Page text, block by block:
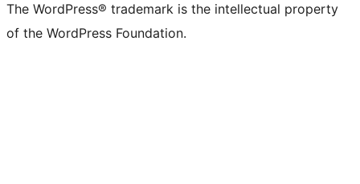
The WordPress® trademark is the intellectual property
of the WordPress Foundation.